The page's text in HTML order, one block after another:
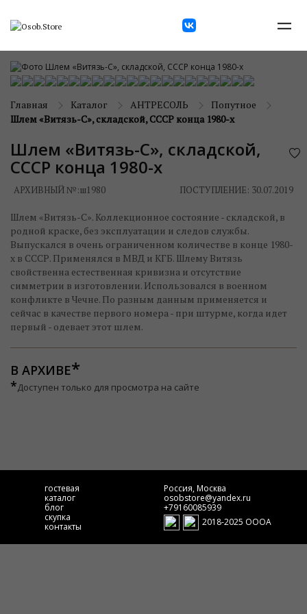
Главная Каталог АНТРЕСОЛЬ
Попутное
Шлем «Витязь-С», складской, СССР конца 1980-х
Шлем «Витязь-С», складской,
СССР конца 1980-х
АРХИВНЫЙ №:ш1980 ПОСТУПЛЕНИЕ: 30.07.2019
Шлем «Витязь-С». Коллекционное состояние - складской, в
родной краске, без эксплуатации и следов службы.
Выпускался в очень ограниченном количестве в конце 1980-
х в СССР. Применялся в МВД и КГБ. Шлему Витязь
свойственна естественная кривизна и отсутствие
симметрии в изготовлении. Использовался в военном
конфликте в Чечне. По разным данным применяется и
сейчас в качестве первого номера - при штурме, когда идет
первый - одевает этот шлем.
В АРХИВЕ
*Доступен только для просмотра на сайте
гостевая
каталог
блог
скупка
контакты
Россия, Москва
osobstore@yandex.ru
+79160085939
2018-2025 ОООА